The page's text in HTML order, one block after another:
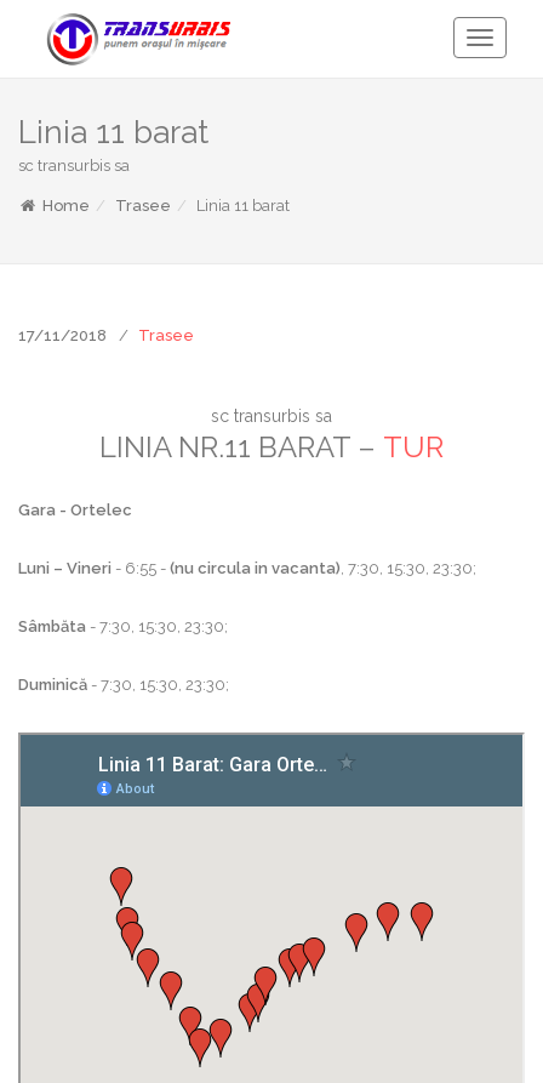
Toggle
Linia 11 barat
sc transurbis sa
Home Trasee Linia 11 barat
17/11/2018 Trasee
sc transurbis sa
LINIA NR.11 BARAT – TUR
Gara - Ortelec
Luni – Vineri - 6:55 - (nu circula in vacanta), 7:30, 15:30, 23:30;
Sâmbăta - 7:30, 15:30, 23:30;
Duminică - 7:30, 15:30, 23:30;